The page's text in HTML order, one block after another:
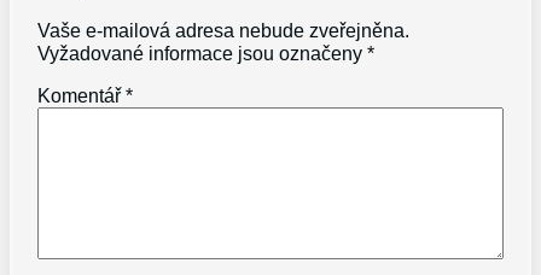
Vaše e-mailová adresa nebude zveřejněna.
Vyžadované informace jsou označeny*
Komentář*